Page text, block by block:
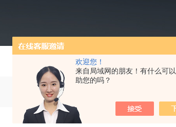
欢迎您！
来自局域网的朋友！有什么可
助您的吗？